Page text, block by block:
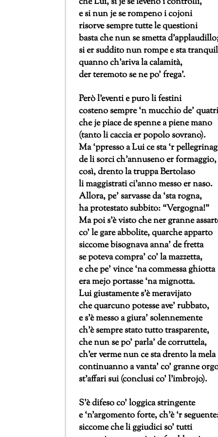
e si nun je se rompeno i cojoni
risorve sempre tutte le questioni
basta che nun se smetta
si er suddito nun rompe e sta
quanno ch’ariva la calamità,
der teremoto se ne po’ frega’.
Però l’eventi e puro li festini
costeno sempre ‘n mucchio de’
che je piace de spenne a piene mano
(tanto li caccia er popolo sovrano).
Ma ‘ppresso a Lui ce sta ‘r
de li sorci ch’annuseno er formaggio,
così, drento la truppa Bertolaso
li maggistrati ci’anno messo er naso.
Allora, pe’ sarvasse da ‘sta rogna,
ha protestato subbito: “Vergogna!”
Ma poi s’è visto che ner granne
co’ le gare abbolite, quarche apparto
siccome bisognava anna’ de fretta
se poteva compra’ co’ la mazzetta,
e che pe’ vince ‘na commessa ghiotta
era mejo portasse ‘na mignotta.
Lui giustamente s’è meravijato
che quarcuno potesse ave’ rubbato,
e s’è messo a giura’ solennemente
ch’è sempre stato tutto trasparente,
che nun se po’ parla’ de corruttela,
ch’er verme nun ce sta drento la mela
continuanno a vanta’ co’ granne
st’affari sui (conclusi co’ l’imbrojo).
S’è difeso co’ loggica stringente
e ‘n’argomento forte, ch’è ‘r
siccome che li ggiudici so’ tutti